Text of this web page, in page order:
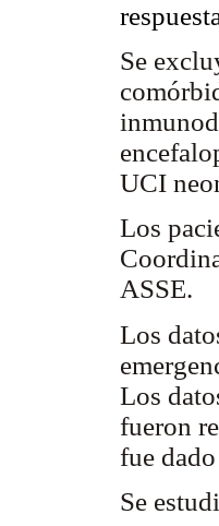
Se
UCI
Los
ASSE.
Los
Los
fueron
fue
Se